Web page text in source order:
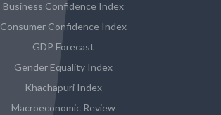
Business Confidence Index
Consumer Confidence Index
GDP Forecast
Gender Equality Index
Khachapuri Index
Macroeconomic Review